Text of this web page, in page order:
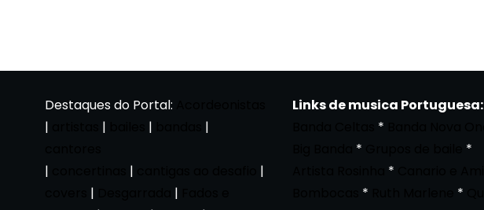
Destaques do Portal:
|
| |
|
|
|
|
| |
Links de musica Portuguesa:
*
*
*
*
* *